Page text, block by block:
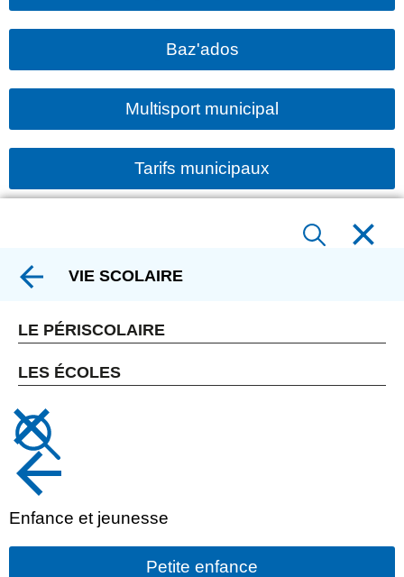
Baz'ados
Multisport municipal
Tarifs municipaux
VIE SCOLAIRE
LE PÉRISCOLAIRE
LES ÉCOLES
Enfance et jeunesse
Petite enfance